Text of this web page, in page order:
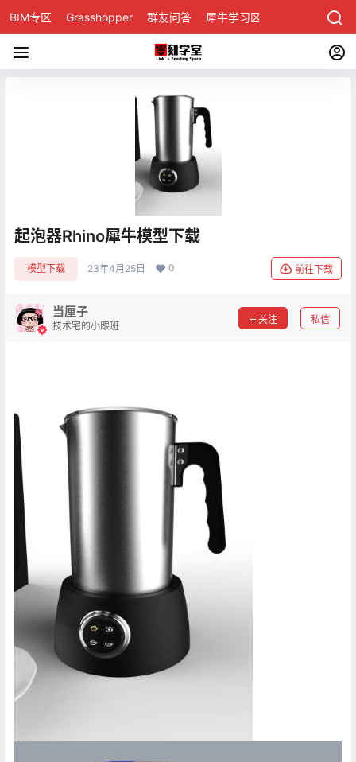
BIM专区 Grasshopper 群友问答 犀牛学习区
起泡器Rhino犀牛模型下载
模型下载 23年4月25日 0 前往下载
当厘子
技术宅的小跟班
关注 私信